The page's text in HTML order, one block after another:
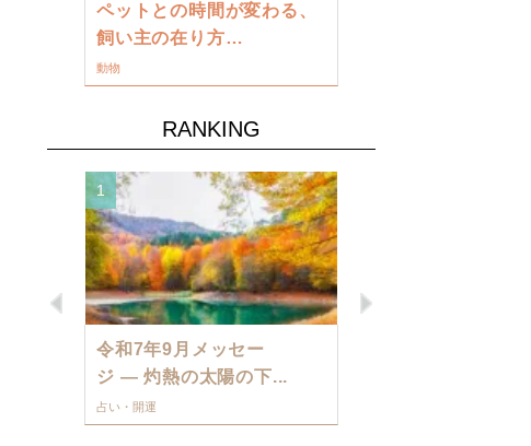
ペットとの時間が変わる、
飼い主の在り方…
動物
RANKING
Previous
1
令和7年9月メッセー
ジ — 灼熱の太陽の下...
占い・開運